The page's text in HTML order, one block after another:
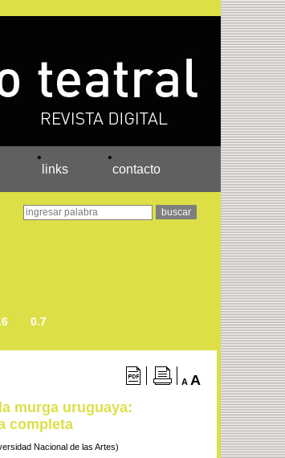
•
links
•
contacto
0.7
A A
murga uruguaya:
completa
Nacional de las Artes)